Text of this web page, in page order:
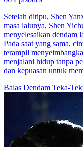
Saat Lily berusia 10
bersama dia dan
mabuk, dia akan
hasutan sang ayah,
akhirnya, ibu Lily yang
perusahaan keluarga
seorang pria membantu
membawanya pindah
kembali dan dia hendak
Pemeran Utama Wanita